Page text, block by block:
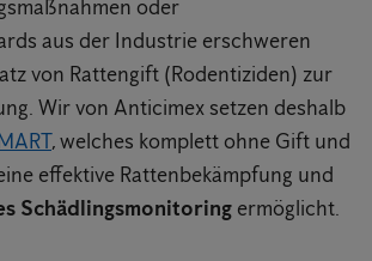
oder
aus der Industrie erschweren
von Rattengift (Rodentiziden) zur
Wir von Anticimex setzen deshalb
, welches komplett ohne Gift und
effektive Rattenbekämpfung und
Schädlingsmonitoring ermöglicht.